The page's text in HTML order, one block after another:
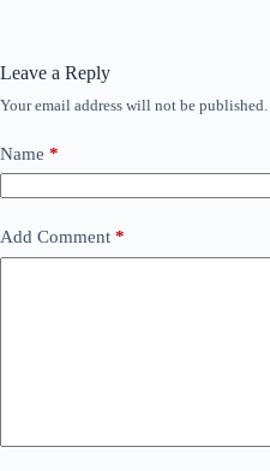
Leave a Reply
Your email address will not be published.
Name *
Add Comment *